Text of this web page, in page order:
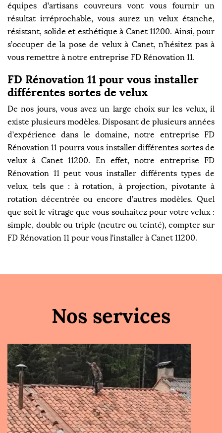
équipes d’artisans couvreurs vont vous fournir un
résultat irréprochable, vous aurez un velux étanche,
résistant, solide et esthétique à Canet 11200. Ainsi, pour
s’occuper de la pose de velux à Canet, n’hésitez pas à
vous remettre à notre entreprise FD Rénovation 11.
FD Rénovation 11 pour vous installer
différentes sortes de velux
De nos jours, vous avez un large choix sur les velux, il
existe plusieurs modèles. Disposant de plusieurs années
d’expérience dans le domaine, notre entreprise FD
Rénovation 11 pourra vous installer différentes sortes de
velux à Canet 11200. En effet, notre entreprise FD
Rénovation 11 peut vous installer différents types de
velux, tels que : à rotation, à projection, pivotante à
rotation décentrée ou encore d’autres modèles. Quel
que soit le vitrage que vous souhaitez pour votre velux :
simple, double ou triple (neutre ou teinté), compter sur
FD Rénovation 11 pour vous l’installer à Canet 11200.
Nos services